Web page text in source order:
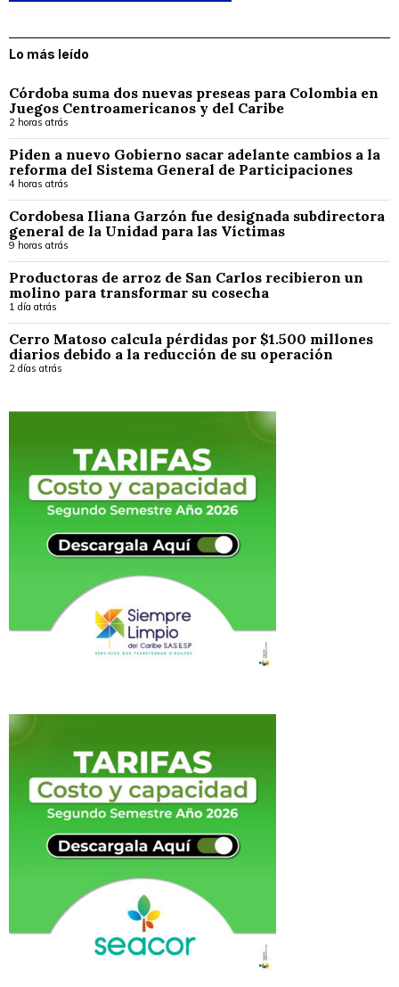
Lo más leído
Córdoba suma dos nuevas preseas para Colombia en
Juegos Centroamericanos y del Caribe
2 horas atrás
Piden a nuevo Gobierno sacar adelante cambios a la
reforma del Sistema General de Participaciones
4 horas atrás
Cordobesa Iliana Garzón fue designada subdirectora
general de la Unidad para las Víctimas
9 horas atrás
Productoras de arroz de San Carlos recibieron un
molino para transformar su cosecha
1 día atrás
Cerro Matoso calcula pérdidas por $1.500 millones
diarios debido a la reducción de su operación
2 días atrás